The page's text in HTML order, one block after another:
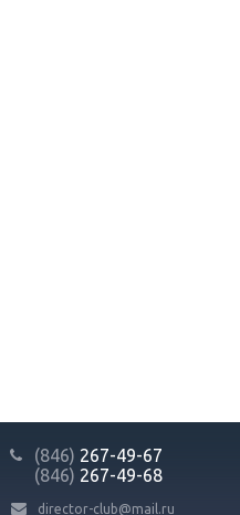
(846) 267-49-67
(846) 267-49-68
director-club@mail.ru